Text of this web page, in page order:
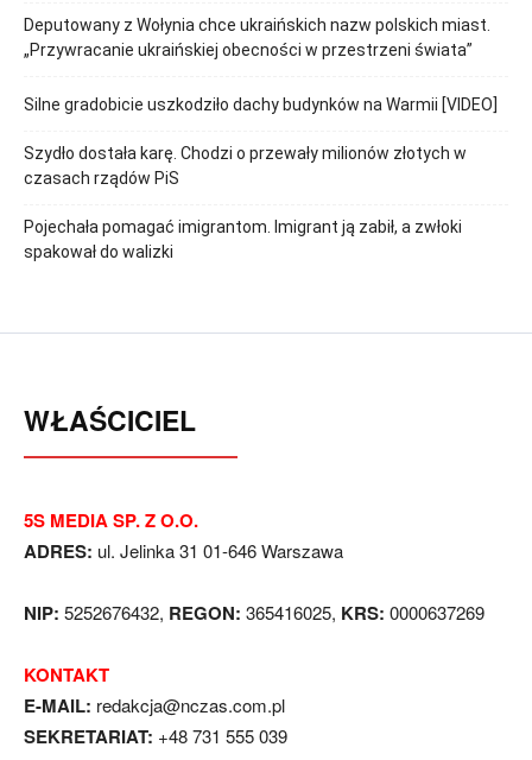
Deputowany z Wołynia chce ukraińskich nazw polskich miast.
„Przywracanie ukraińskiej obecności w przestrzeni świata”
Silne gradobicie uszkodziło dachy budynków na Warmii [VIDEO]
Szydło dostała karę. Chodzi o przewały milionów złotych w
czasach rządów PiS
Pojechała pomagać imigrantom. Imigrant ją zabił, a zwłoki
spakował do walizki
WŁAŚCICIEL
5S MEDIA SP. Z O.O.
ADRES: ul. Jelinka 31 01-646 Warszawa
NIP: 5252676432, REGON: 365416025, KRS: 0000637269
KONTAKT
E-MAIL: redakcja@nczas.com.pl
SEKRETARIAT: +48 731 555 039